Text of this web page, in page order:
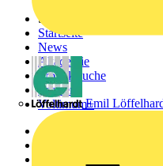
Emil
Sitemap
Startseite
News
Akademie
Produktsuche
Partner
Voltimum+
Weitere Links